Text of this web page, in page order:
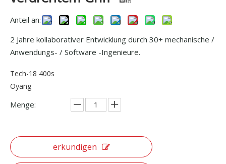
Anteil an:
2 Jahre kollaborativer Entwicklung durch 30+ mechanische /
Anwendungs- / Software -Ingenieure.
Tech-18 400s
Oyang
Menge:
erkundigen